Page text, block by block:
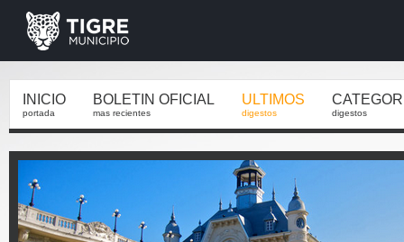
INICIO
portada
BOLETIN OFICIAL
mas recientes
ULTIMOS
digestos digestos